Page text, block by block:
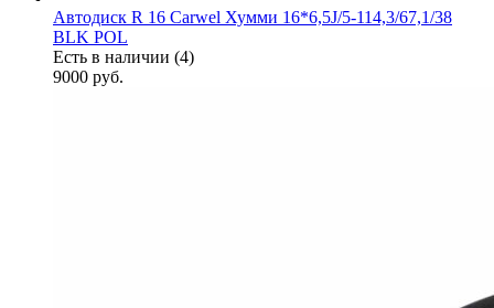
Автодиск R 16 Carwel Хумми 16*6,5J/5-114,3/67,1/38
BLK POL
Есть в наличии (4)
9000 руб.